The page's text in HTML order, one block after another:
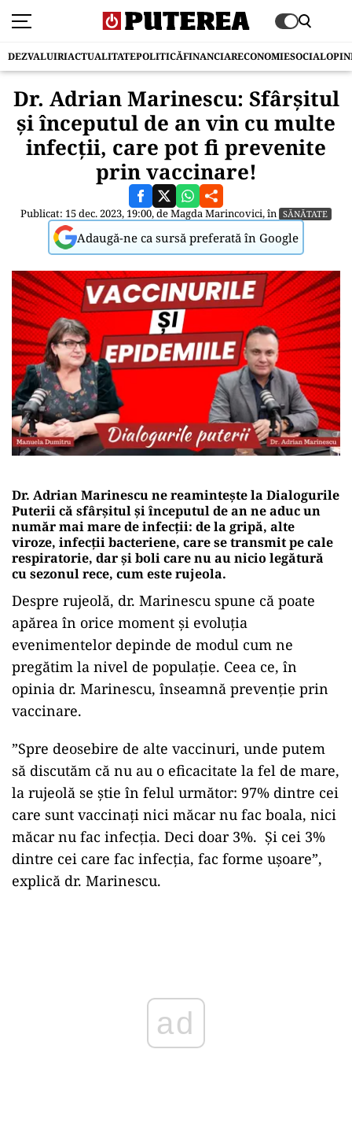
DEZVALUIRIACTUALITATEPOLITICĂFINANCIARECONOMIESOCIAL
Dr. Adrian Marinescu: Sfârșitul
și începutul de an vin cu multe
infecții, care pot fi prevenite
prin vaccinare!
Publicat: 15 dec. 2023, 19:00, deMagda Marincovici, în SĂNĂTATE
Adaugă-ne ca sursă preferată în Google
Dr. Adrian Marinescu ne reamintește la Dialogurile
Puterii că sfârșitul și începutul de an ne aduc un
număr mai mare de infecții: de la gripă, alte
viroze, infecții bacteriene, care se transmit pe cale
respiratorie, dar și boli care nu au nicio legătură
cu sezonul rece, cum este rujeola.
Despre rujeolă, dr. Marinescu spune că poate
apărea în orice moment și evoluția
evenimentelor depinde de modul cum ne
pregătim la nivel de populație. Ceea ce, în
opinia dr. Marinescu, înseamnă prevenție prin
vaccinare.
”Spre deosebire de alte vaccinuri, unde putem
să discutăm că nu au o eficacitate la fel de mare,
la rujeolă se știe în felul următor: 97% dintre cei
care sunt vaccinați nici măcar nu fac boala, nici
măcar nu fac infecția. Deci doar 3%. Și cei 3%
dintre cei care fac infecția, fac forme ușoare”,
explică dr. Marinescu.
ad